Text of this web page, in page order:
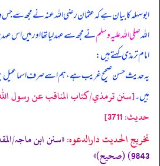
ابوسہلہ کا بیان ہے کہعثمان رضی الله عنہ نے مجھ سے جس
اللہصلی اللہ علیہ وسلمنے مجھ سے عہد لیا تھا اور میں اس عہد
امام ترمذی کہتے ہیں:
یہ حدیث حسن صحیح غریب ہے، ہم اسے صرف اسماعیل
ہیں۔[سنن ترمذي/كتاب المناقب عن رسول
حدیث: 3711]
تخریج الحدیث دارالدعوہ:
9843) (صحیح)»